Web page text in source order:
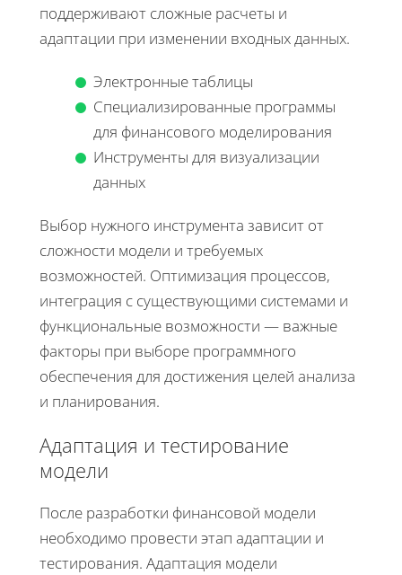
поддерживают сложные расчеты и
адаптации при изменении входных данных.
Электронные таблицы
Специализированные программы
для финансового моделирования
Инструменты для визуализации
данных
Выбор нужного инструмента зависит от
сложности модели и требуемых
возможностей. Оптимизация процессов,
интеграция с существующими системами и
функциональные возможности — важные
факторы при выборе программного
обеспечения для достижения целей анализа
и планирования.
Адаптация и тестирование
модели
После разработки финансовой модели
необходимо провести этап адаптации и
тестирования. Адаптация модели